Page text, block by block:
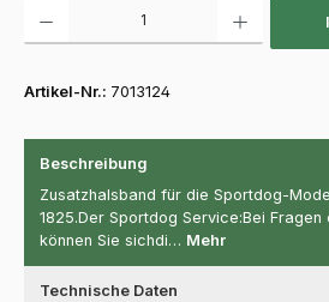
Artikel-Nr.: 7013124
Beschreibung
Zusatzhalsband für die Sportdog-
1825.Der Sportdog Service:Bei Fragen
können Sie sichdi… Mehr
Technische Daten